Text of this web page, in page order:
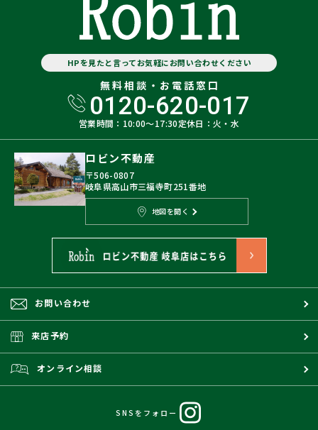
HPを見たと言ってお気軽にお問い合わせください
無料相談・お電話窓口
0120-620-017
営業時間：10:00〜17:30定休日：火・水
ロビン不動産
〒506-0807
岐阜県高山市三福寺町251番地
地図を開く
お問い合わせ
来店予約
オンライン相談
SNSをフォロー